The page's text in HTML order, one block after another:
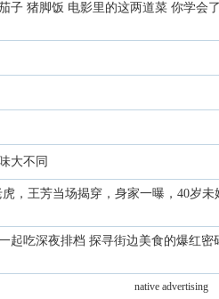
子 猪脚饭 电影里的这两道菜 你学会了
大不同
，王芳当场揭穿，身家一曝，40岁未
起吃深夜排档 探寻街边美食的爆红密
native advertising